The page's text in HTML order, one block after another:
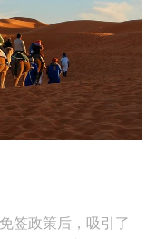
签政策后，吸引了